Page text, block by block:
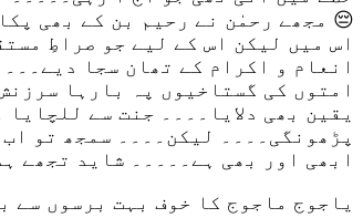
😔 مجھے رحمٰن نے رحیم بن کے بھی
اس میں لیکن اس کے لیے جو صراطِ
انعام و اکرام کے تھان سجا
امتوں کی گستاخیوں پہ بارہا
یقین بھی دلایا۔۔۔۔ جنت سے
پڑھونگی۔۔۔۔ لیکن۔۔۔۔ سمجھ تو
ابھی اور بھی ہے۔۔۔۔۔ شاید تجھے
یاجوج ماجوج کا خوف بہت برسوں سے